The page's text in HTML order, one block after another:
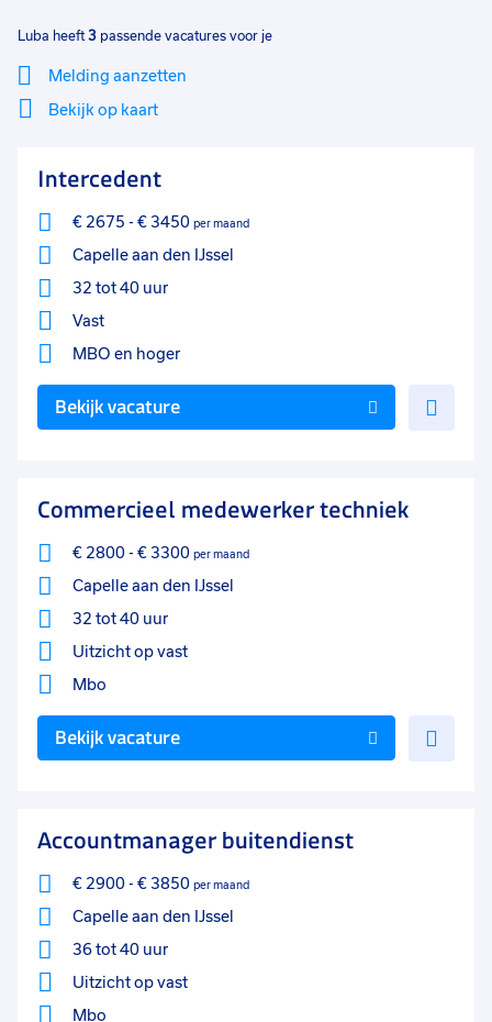
Luba heeft 3 passende vacatures voor je
Melding aanzetten
Bekijk op kaart
Sluiten
Intercedent
€ 2675 - € 3450 per maand
Capelle aan den IJssel
32 tot 40 uur
Vast
MBO en hoger
Bekijk vacature
Commercieel medewerker techniek
€ 2800- € 3300 per maand
Capelle aan den IJssel
32 tot 40 uur
Uitzicht op vast
Mbo
Bekijk vacature
Accountmanager buitendienst
€ 2900- € 3850 per maand
Capelle aan den IJssel
36 tot 40 uur
Uitzicht op vast
Mbo